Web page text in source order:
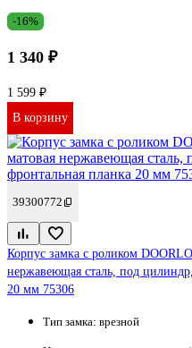
-16%
1 340 ₽
1 599 ₽
В корзину
39300772
Корпус замка с роликом
нержавеющая сталь, под
20 мм 75306
Тип замка: врезной